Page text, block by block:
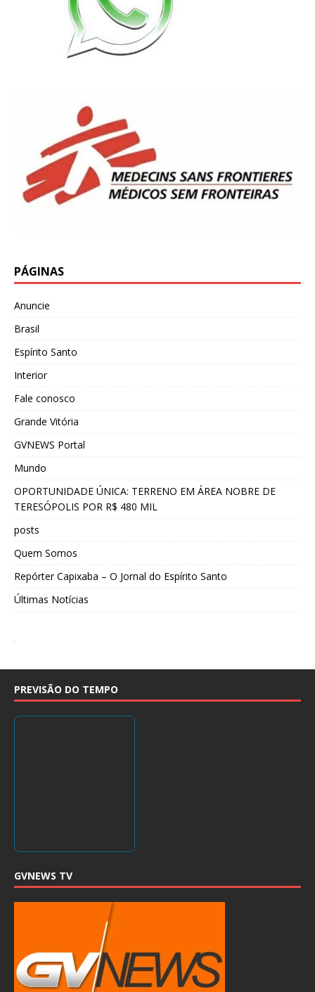
PÁGINAS
Anuncie
Brasil
Espírito Santo
Interior
Fale conosco
Grande Vitória
GVNEWS Portal
Mundo
OPORTUNIDADE ÚNICA: TERRENO EM ÁREA NOBRE DE
TERESÓPOLIS POR R$ 480 MIL
posts
Quem Somos
Repórter Capixaba – O Jornal do Espírito Santo
Últimas Notícias
PREVISÃO DO TEMPO
GVNEWS TV